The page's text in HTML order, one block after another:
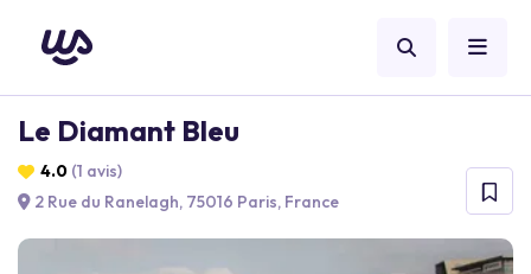
Le Diamant Bleu
4.0 (1 avis)
2 Rue du Ranelagh, 75016 Paris, France